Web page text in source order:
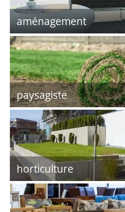
aménagement
paysagiste
horticulture